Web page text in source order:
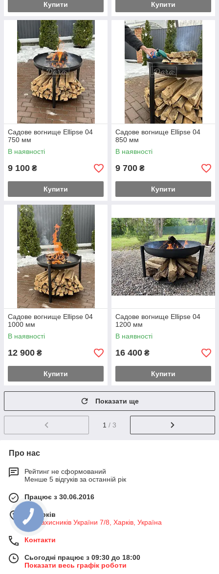
Купити Купити
Садове вогнище Ellipse 04
750 мм
В наявності
9 100 ₴
Купити
Садове вогнище Ellipse 04
850 мм
В наявності
9 700 ₴
Купити
Садове вогнище Ellipse 04
1000 мм
В наявності
12 900 ₴
Купити
Садове вогнище Ellipse 04
1200 мм
В наявності
16 400 ₴
Купити
Показати ще
1 / 3
Про нас
Рейтинг не сформований
Менше 5 відгуків за останній рік
Працює з 30.06.2016
м. Харків
Пл. Захисників України 7/8, Харків, Україна
Контакти
Сьогодні працює з 09:30 до 18:00
Показати весь графік роботи